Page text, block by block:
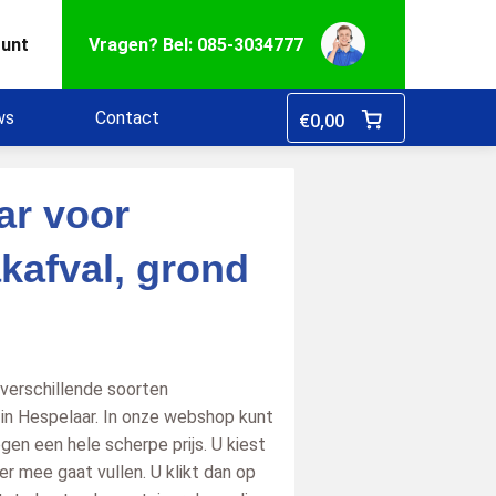
Vragen? Bel: 085-3034777
Contact €0,00
voor
grond
soorten
Hespelaar. In onze webshop kunt
een hele scherpe prijs. U kiest
mee gaat vullen. U klikt dan op